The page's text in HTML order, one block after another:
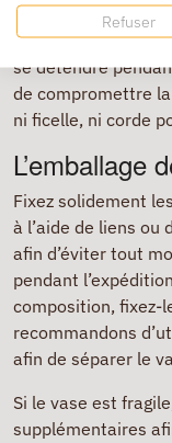
renforcer
sangles peuvent
se détendre
de compromettre
ni ficelle, ni corde
L’emballage
Fixez solidement
à l’aide de liens ou
afin d’éviter tout
pendant
composition, fixez-
recommandons
afin de séparer le
Si le vase est
supplémentaires
Refuser